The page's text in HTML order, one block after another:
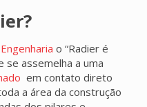
o “Radier é
se assemelha a uma
em contato direto
a área da construção